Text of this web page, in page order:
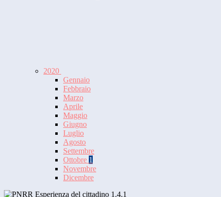
2020
Gennaio
Febbraio
Marzo
Aprile
Maggio
Giugno
Luglio
Agosto
Settembre
Ottobre 1
Novembre
Dicembre